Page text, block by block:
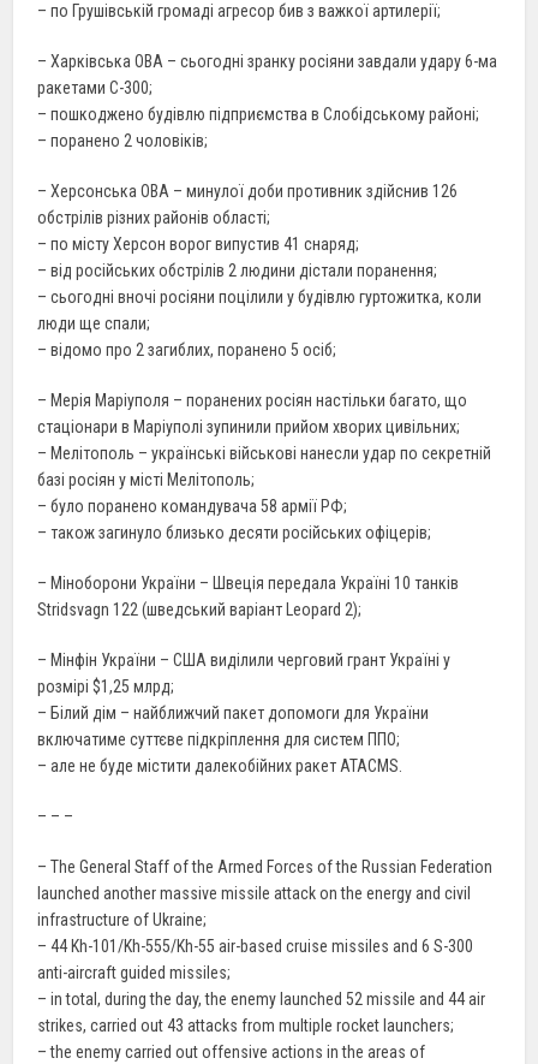
– по Грушівській громаді агресор бив з важкої артилерії;
– Харківська ОВА – сьогодні зранку росіяни завдали удару 6-ма
ракетами С-300;
– пошкоджено будівлю підприємства в Слобідському районі;
– поранено 2 чоловіків;
– Херсонська ОВА – минулої доби противник здійснив 126
обстрілів різних районів області;
– по місту Херсон ворог випустив 41 снаряд;
– від російських обстрілів 2 людини дістали поранення;
– сьогодні вночі росіяни поцілили у будівлю гуртожитка, коли
люди ще спали;
– відомо про 2 загиблих, поранено 5 осіб;
– Мерія Маріуполя – поранених росіян настільки багато, що
стаціонари в Маріуполі зупинили прийом хворих цивільних;
– Мелітополь – українські військові нанесли удар по секретній
базі росіян у місті Мелітополь;
– було поранено командувача 58 армії РФ;
– також загинуло близько десяти російських офіцерів;
– Міноборони України – Швеція передала Україні 10 танків
Stridsvagn 122 (шведський варіант Leopard 2);
– Мінфін України – США виділили черговий грант Україні у
розмірі $1,25 млрд;
– Білий дім – найближчий пакет допомоги для України
включатиме суттєве підкріплення для систем ППО;
– але не буде містити далекобійних ракет ATACMS.
– – –
– The General Staff of the Armed Forces of the Russian Federation
launched another massive missile attack on the energy and civil
infrastructure of Ukraine;
– 44 Kh-101/Kh-555/Kh-55 air-based cruise missiles and 6 S-300
anti-aircraft guided missiles;
– in total, during the day, the enemy launched 52 missile and 44 air
strikes, carried out 43 attacks from multiple rocket launchers;
– the enemy carried out offensive actions in the areas of